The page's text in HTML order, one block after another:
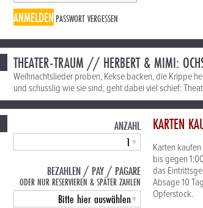
ANMELDENPASSWORT VERGESSEN
THEATER-TRAUM // HERBERT & MIMI:
Weihnachtslieder proben, Kekse backen, die Krippe
und schusslig wie sie sind, geht dabei viel schief:
ANZAHL
BEZAHLEN / PAY / PAGARE
ODER NUR RESERVIEREN & SPÄTER ZAHLEN
KARTEN
Karten
bis gegen
das
Absage 10
Opferstock.